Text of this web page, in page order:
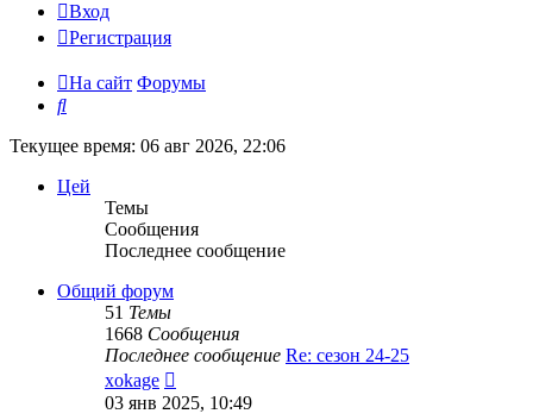
Вход
Регистрация
На сайт Форумы
Поиск
Текущее время: 06 авг 2026, 22:06
Цей
Темы
Сообщения
Последнее сообщение
Общий форум
51 Темы
1668 Сообщения
Последнее сообщение Re: сезон 24-25
xokage
к
03 янв 2025, 10:49